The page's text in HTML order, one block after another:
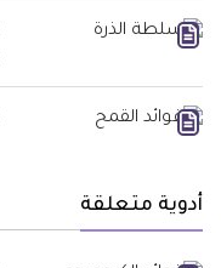
أدوية متعلقة